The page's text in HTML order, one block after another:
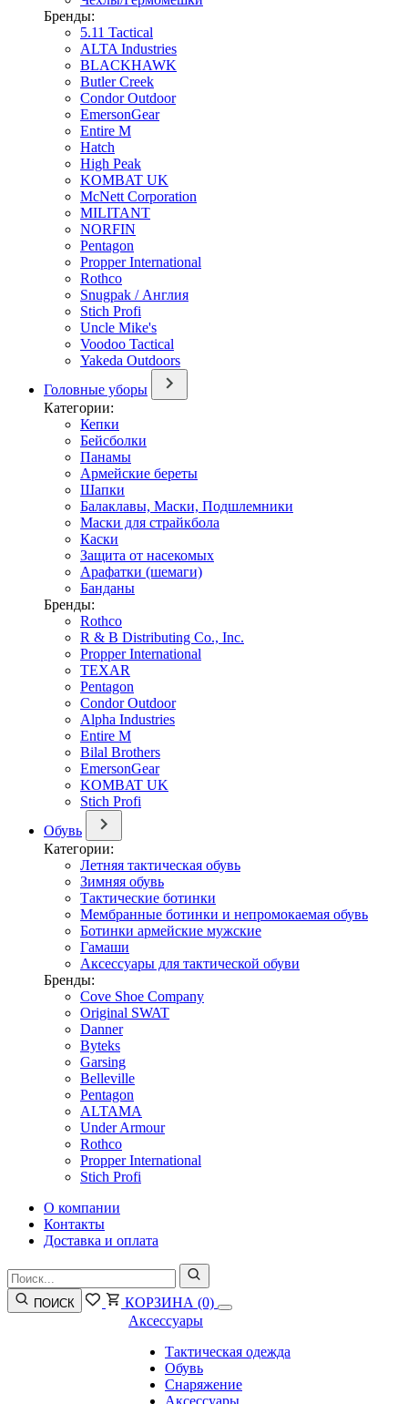
Бренды:
5.11 Tactical
ALTA Industries
BLACKHAWK
Butler Creek
Condor Outdoor
EmersonGear
Entire M
Hatch
High Peak
KOMBAT UK
McNett Corporation
MILITANT
NORFIN
Pentagon
Propper International
Rothco
Snugpak / Англия
Stich Profi
Uncle Mike's
Voodoo Tactical
Yakeda Outdoors
Головные уборы
Категории:
Кепки
Бейсболки
Панамы
Армейские береты
Шапки
Балаклавы, Маски, Подшлемники
Маски для страйкбола
Каски
Защита от насекомых
Арафатки (шемаги)
Банданы
Бренды:
Rothco
R & B Distributing Co., Inc.
Propper International
TEXAR
Pentagon
Condor Outdoor
Alpha Industries
Entire M
Bilal Brothers
EmersonGear
KOMBAT UK
Stich Profi
Обувь
Категории:
Летняя тактическая обувь
Зимняя обувь
Тактические ботинки
Мембранные ботинки и непромокаемая обувь
Ботинки армейские мужские
Гамаши
Аксессуары для тактической обуви
Бренды:
Cove Shoe Company
Original SWAT
Danner
Byteks
Garsing
Belleville
Pentagon
ALTAMA
Under Armour
Rothco
Propper International
Stich Profi
О компании
Контакты
Доставка и оплата
ПОИСК КОРЗИНА (0)
Аксессуары
Тактическая одежда
Обувь
Снаряжение
Аксессуары